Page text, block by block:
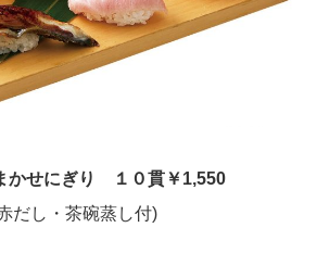
かせにぎり １０貫￥1,550
だし・茶碗蒸し付)